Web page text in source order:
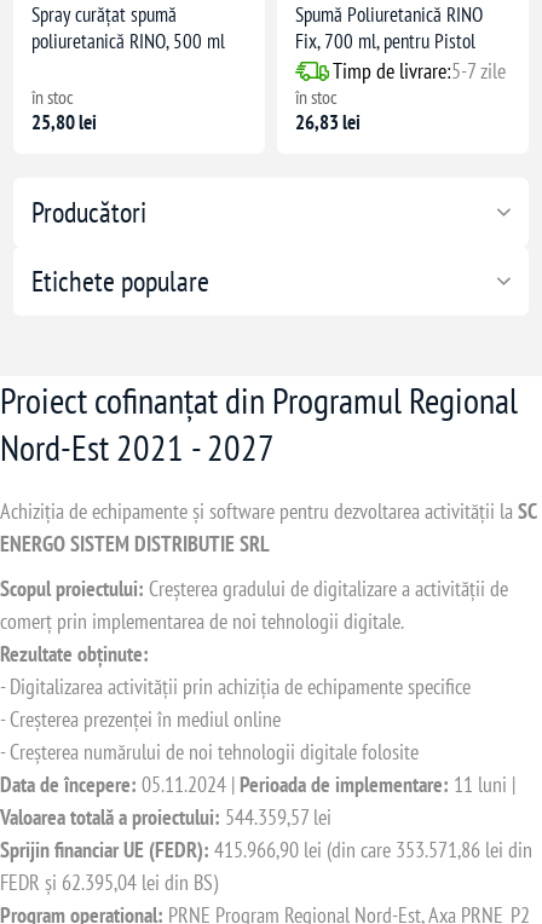
Producători
Etichete populare
Spray curățat spumă
poliuretanică RINO, 500 ml
în stoc
25,80 lei
Spumă Poliuretanică RINO
Fix, 700 ml, pentru Pistol
Timp de livrare:5-7 zile
în stoc
26,83 lei
Proiect cofinanțat din Programul Regional
Nord-Est 2021 - 2027
Achiziția de echipamente și software pentru dezvoltarea activității laSC
ENERGO SISTEM DISTRIBUTIE SRL
Scopul proiectului: Creșterea gradului de digitalizare a activității de
comerț prin implementarea de noi tehnologii digitale.
Rezultate obținute:
- Digitalizarea activității prin achiziția de echipamente specifice
- Creșterea prezenței în mediul online
- Creșterea numărului de noi tehnologii digitale folosite
Data de începere: 05.11.2024 | Perioada de implementare: 11 luni |
Valoarea totală a proiectului: 544.359,57 lei
Sprijin financiar UE (FEDR): 415.966,90 lei (din care 353.571,86 lei din
FEDR și 62.395,04 lei din BS)
Program operațional: PRNE Program Regional Nord-Est, Axa PRNE_P2